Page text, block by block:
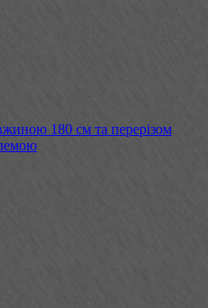
180 см та перерізом